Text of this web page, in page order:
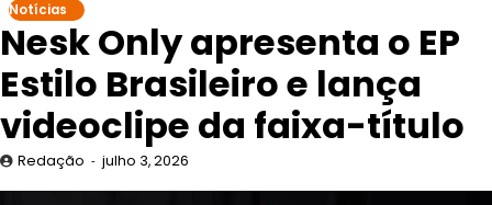
Notícias
Nesk Only apresenta o EP
Estilo Brasileiro e lança
videoclipe da faixa-título
Redação julho 3, 2026